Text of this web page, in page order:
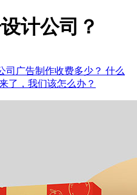
计公司？
司广告制作收费多少？ 什么
了，我们该怎么办？